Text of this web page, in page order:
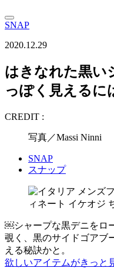
SNAP
2020.12.29
はきなれた黒い
っぽく見えるに
CREDIT :
写真／Massi Ninni
SNAP
スナップ
￼シャープな黒デニをロ
覗く、黒のサイドゴアブ
える秘訣かと。
欲しいアイテムがきっと